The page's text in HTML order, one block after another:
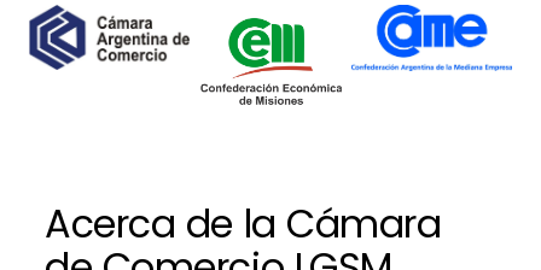
Acerca de la Cámara